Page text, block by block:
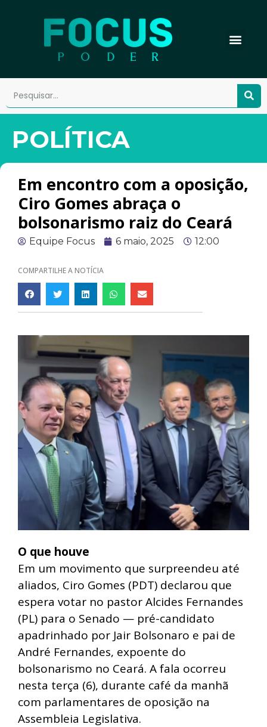
POLÍTICA
Em encontro com a oposição,
Ciro Gomes abraça o
bolsonarismo raiz do Ceará
Equipe Focus 6 maio, 2025 12:00
COMPARTILHE A NOTÍCIA
O que houve
Em um movimento que surpreendeu até
aliados, Ciro Gomes (PDT) declarou que
espera votar no pastor Alcides Fernandes
(PL) para o Senado — pré-candidato
apadrinhado por Jair Bolsonaro e pai de
André Fernandes, expoente do
bolsonarismo no Ceará. A fala ocorreu
nesta terça (6), durante café da manhã
com parlamentares de oposição na
Assembleia Legislativa.